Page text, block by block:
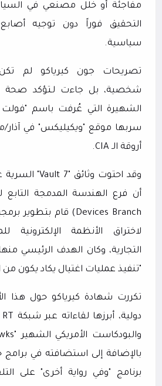
مفاجئة أو خلل مصنعي في
التحقيق فوراً دون توجيه
سياسية.
تصريحات جون كيرياكو لم
شخصية، بل جاءت لـتؤكد صحة
الشهيرة التي عُرفت باسم "فولت 7" (
أروقة الـ CIA
.
وقد احتوت وثائق "Vault 7" السرية
أن فرع الهندسة المدمجة التابع
Devices Branch) قام بتطوير
لاختراق الأنظمة الإلكترونية
التجارية، وكان الهدف الرئيسي
"تنفيذ عمليات اغتيال يكاد يكون
تكررت شهادة كيرياكو حول هذا
دولية، أبرزها لقاءاته عبر شبكة
RT
والبودكاست الأمريكي الشهير "
بالإضافة إلى استضافته في
برنامج "وفي رواية أخرى" على